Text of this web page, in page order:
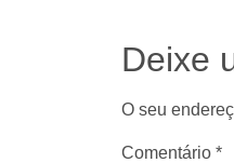
Deixe
O seu
Comentário *